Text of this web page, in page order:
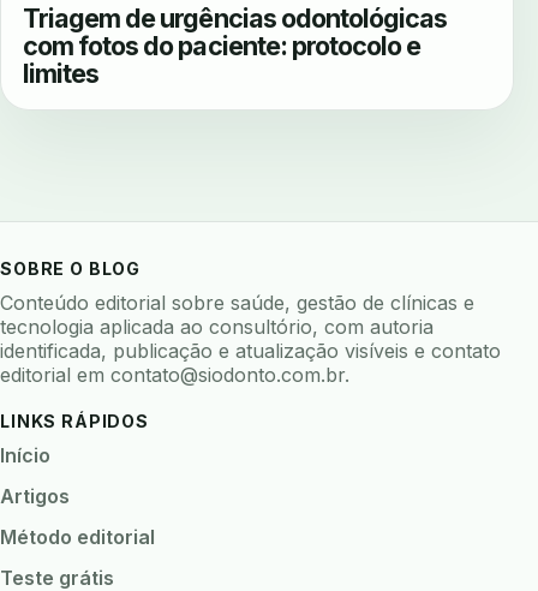
Triagem de urgências odontológicas
com fotos do paciente: protocolo e
limites
SOBRE O BLOG
Conteúdo editorial sobre saúde, gestão de clínicas e
tecnologia aplicada ao consultório, com autoria
identificada, publicação e atualização visíveis e contato
editorial em contato@siodonto.com.br.
LINKS RÁPIDOS
Início
Artigos
Método editorial
Teste grátis